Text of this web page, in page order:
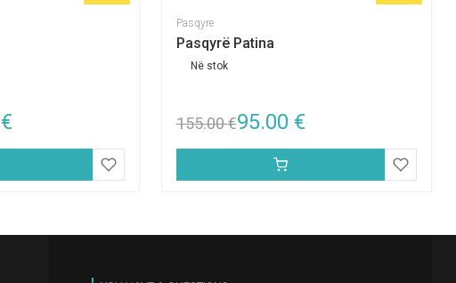
€
Pasqyre
Pasqyrë Patina
Në stok
155.00€95.00 €